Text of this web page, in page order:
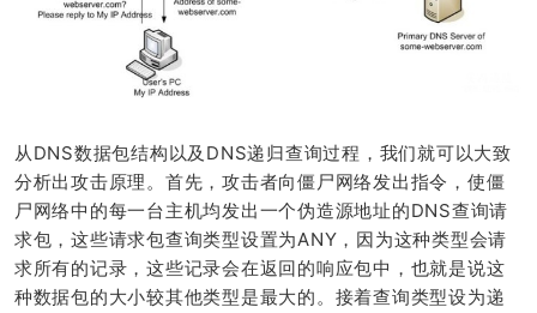
从DNS数据包结构以及DNS递归查询过程，我们就可以大致
分析出攻击原理。首先，攻击者向僵尸网络发出指令，使僵
尸网络中的每一台主机均发出一个伪造源地址的DNS查询请
求包，这些请求包查询类型设置为ANY，因为这种类型会请
求所有的记录，这些记录会在返回的响应包中，也就是说这
种数据包的大小较其他类型是最大的。接着查询类型设为递